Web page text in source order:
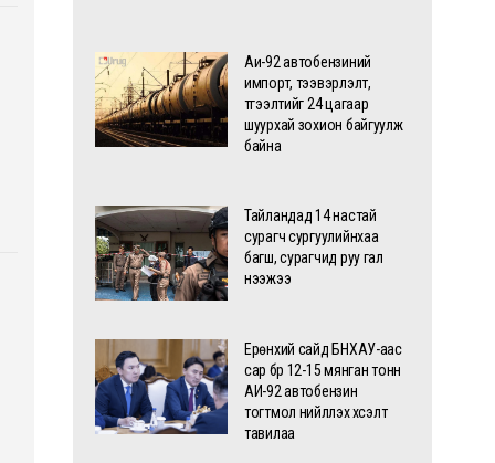
Аи-92 автобензиний
импорт, тээвэрлэлт,
түгээлтийг 24 цагаар
шуурхай зохион байгуулж
байна
Тайландад 14 настай
сурагч сургуулийнхаа
багш, сурагчид руу гал
нээжээ
Ерөнхий сайд БНХАУ-аас
сар бүр 12-15 мянган тонн
АИ-92 автобензин
тогтмол нийлүүлэх хүсэлт
тавилаа